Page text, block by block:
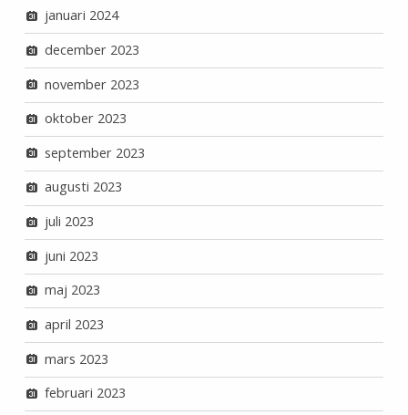
januari 2024
december 2023
november 2023
oktober 2023
september 2023
augusti 2023
juli 2023
juni 2023
maj 2023
april 2023
mars 2023
februari 2023